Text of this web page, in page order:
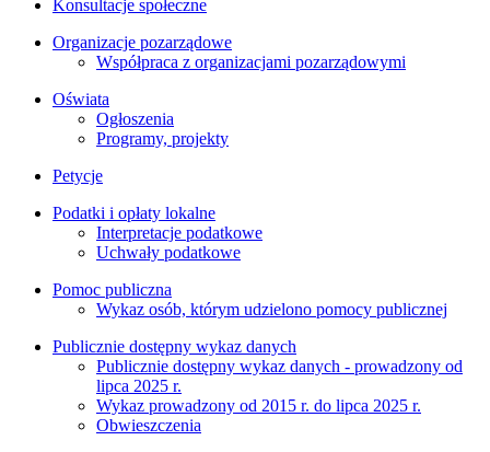
Konsultacje społeczne
Organizacje pozarządowe
Współpraca z organizacjami pozarządowymi
Oświata
Ogłoszenia
Programy, projekty
Petycje
Podatki i opłaty lokalne
Interpretacje podatkowe
Uchwały podatkowe
Pomoc publiczna
Wykaz osób, którym udzielono pomocy publicznej
Publicznie dostępny wykaz danych
Publicznie dostępny wykaz danych - prowadzony od
lipca 2025 r.
Wykaz prowadzony od 2015 r. do lipca 2025 r.
Obwieszczenia